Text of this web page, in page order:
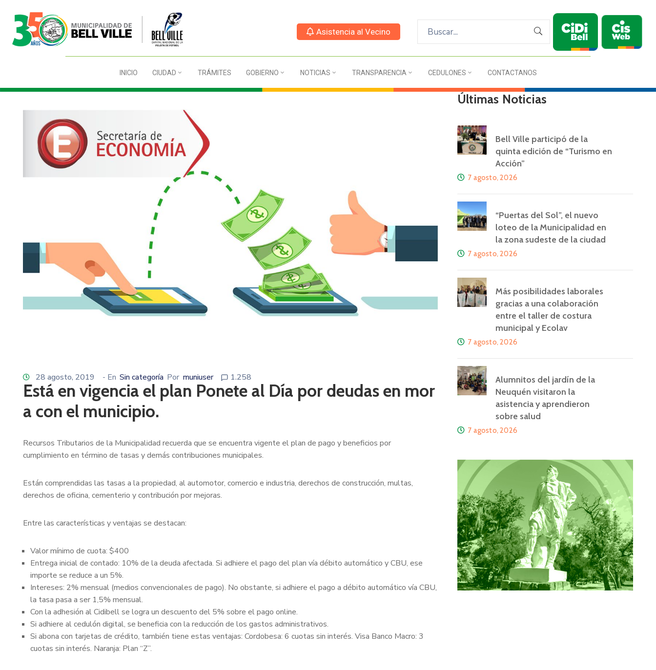
Asistencia al Vecino
INICIO CIUDAD TRÁMITES GOBIERNO NOTICIAS TRANSPARENCIA CEDULONES CONTACTANOS
28 agosto, 2019 - En Sin categoría Por muniuser 1.258
Está en vigencia el plan Ponete al Día por deudas en mor
a con el municipio.
Recursos Tributarios de la Municipalidad recuerda que se encuentra vigente el plan de pago y beneficios por
cumplimiento en término de tasas y demás contribuciones municipales.
Están comprendidas las tasas a la propiedad, al automotor, comercio e industria, derechos de construcción, multas,
derechos de oficina, cementerio y contribución por mejoras.
Entre las características y ventajas se destacan:
Valor mínimo de cuota: $400
Entrega inicial de contado: 10% de la deuda afectada. Si adhiere el pago del plan vía débito automático y CBU, ese
importe se reduce a un 5%.
Intereses: 2% mensual (medios convencionales de pago). No obstante, si adhiere el pago a débito automático vía CBU,
la tasa pasa a ser 1,5% mensual.
Con la adhesión al Cidibell se logra un descuento del 5% sobre el pago online.
Si adhiere al cedulón digital, se beneficia con la reducción de los gastos administrativos.
Si abona con tarjetas de crédito, también tiene estas ventajas: Cordobesa: 6 cuotas sin interés. Visa Banco Macro: 3
cuotas sin interés. Naranja: Plan “Z”.
Últimas Noticias
Bell Ville participó de la
quinta edición de “Turismo en
Acción”
7 agosto, 2026
“Puertas del Sol”, el nuevo
loteo de la Municipalidad en
la zona sudeste de la ciudad
7 agosto, 2026
Más posibilidades laborales
gracias a una colaboración
entre el taller de costura
municipal y Ecolav
7 agosto, 2026
Alumnitos del jardín de la
Neuquén visitaron la
asistencia y aprendieron
sobre salud
7 agosto, 2026